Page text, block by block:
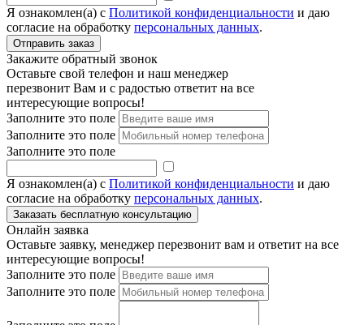
Я ознакомлен(а) с Политикой конфиденциальности и даю
согласие на обработку персональных данных.
Закажите обратный звонок
Оставьте свой телефон и наш менеджер
перезвонит Вам и с радостью ответит на все
интересующие вопросы!
Заполните это поле
Заполните это поле
Заполните это поле
Я ознакомлен(а) с Политикой конфиденциальности и даю
согласие на обработку персональных данных.
Онлайн заявка
Оставьте заявку, менеджер перезвонит вам и ответит на все
интересующие вопросы!
Заполните это поле
Заполните это поле